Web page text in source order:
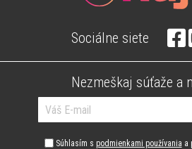
Sociálne siete
Nezmeškaj súťaže a
Súhlasím s podmienkami používania a